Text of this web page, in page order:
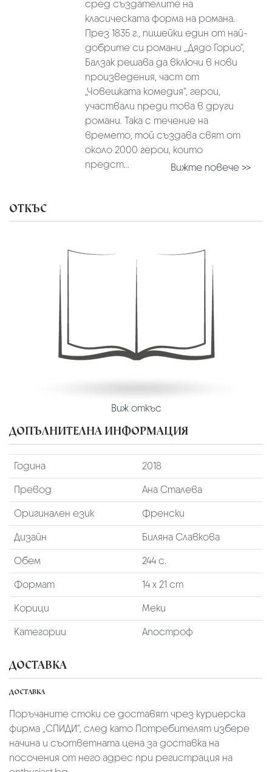
сред създателите на
класическата форма на романа.
През 1835 г., пишейки един от най-
добрите си романи „Дядо Горио“,
Балзак решава да включи в нови
произведения, част от
„Човешката комедия“, герои,
участвали преди това в други
романи. Така с течение на
времето, той създава свят от
около 2000 герои, които
предст...
Вижте повече >>
ОТКЪС
Виж откъс
ДОПЪЛНИТЕЛНА ИНФОРМАЦИЯ
Година
2018
Превод
Ана Сталева
Оригинален език
Френски
Дизайн
Биляна Славкова
Обем
244 с.
Формат
14 х 21 cm
Корици
Меки
Категории
Апостроф
ДОСТАВКА
ДОСТАВКА
Поръчаните стоки се доставят чрез куриерскa
фирмa „СПИДИ“, след като Потребителят избере
начина и съответната цена за доставка на
посочения от него адрес при регистрация на